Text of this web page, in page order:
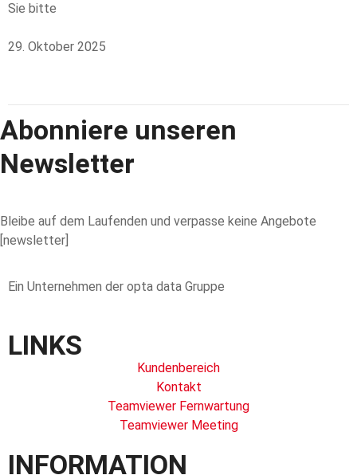
Sie bitte
29. Oktober 2025
Abonniere unseren
Newsletter
Bleibe auf dem Laufenden und verpasse keine Angebote
[newsletter]
Ein Unternehmen der opta data Gruppe
LINKS
Kundenbereich
Kontakt
Teamviewer Fernwartung
Teamviewer Meeting
INFORMATION